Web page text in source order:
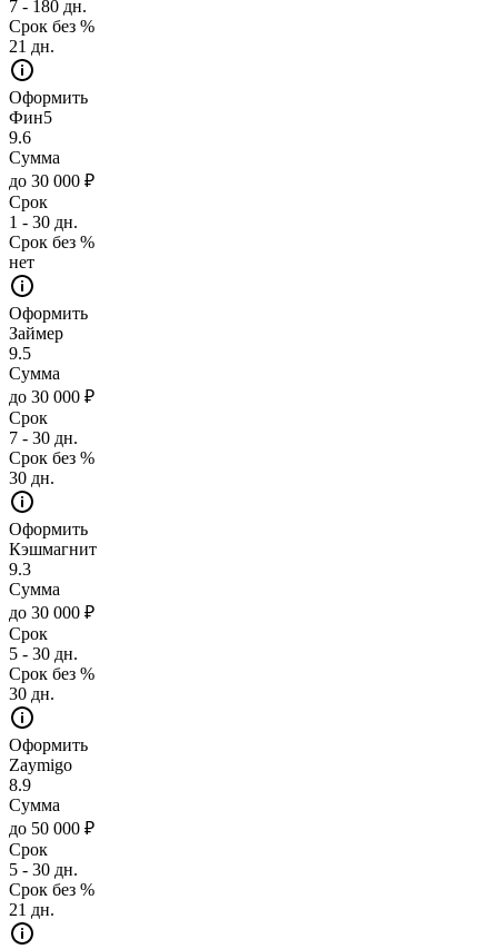
7 - 180 дн.
Срок без %
21 дн.
Оформить
Фин5
9.6
Сумма
до 30 000 ₽
Срок
1 - 30 дн.
Срок без %
нет
Оформить
Займер
9.5
Сумма
до 30 000 ₽
Срок
7 - 30 дн.
Срок без %
30 дн.
Оформить
Кэшмагнит
9.3
Сумма
до 30 000 ₽
Срок
5 - 30 дн.
Срок без %
30 дн.
Оформить
Zaymigo
8.9
Сумма
до 50 000 ₽
Срок
5 - 30 дн.
Срок без %
21 дн.